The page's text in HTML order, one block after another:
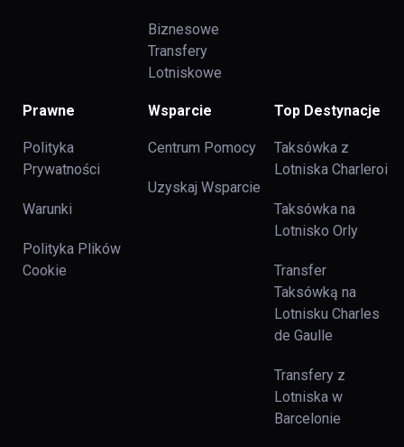
Biznesowe
Transfery
Lotniskowe
Prawne
Polityka
Prywatności
Warunki
Polityka Plików
Cookie
Wsparcie
Centrum Pomocy
Uzyskaj Wsparcie
Top Destynacje
Taksówka z
Lotniska Charleroi
Taksówka na
Lotnisko Orly
Transfer
Taksówką na
Lotnisku Charles
de Gaulle
Transfery z
Lotniska w
Barcelonie